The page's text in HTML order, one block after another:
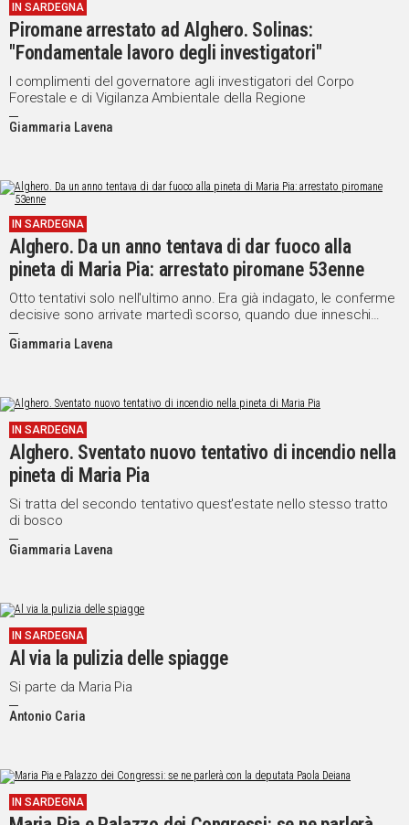
IN SARDEGNA
Piromane arrestato ad Alghero. Solinas:
"Fondamentale lavoro degli investigatori"
I complimenti del governatore agli investigatori del Corpo
Forestale e di Vigilanza Ambientale della Regione
Giammaria Lavena
IN SARDEGNA
Alghero. Da un anno tentava di dar fuoco alla
pineta di Maria Pia: arrestato piromane 53enne
Otto tentativi solo nell'ultimo anno. Era già indagato, le conferme
decisive sono arrivate martedì scorso, quando due inneschi
sono stati accesi nella pineta e l'uomo sarebbe risultato essere
là in quel momento
Giammaria Lavena
IN SARDEGNA
Alghero. Sventato nuovo tentativo di incendio nella
pineta di Maria Pia
Si tratta del secondo tentativo quest'estate nello stesso tratto
di bosco
Giammaria Lavena
IN SARDEGNA
Al via la pulizia delle spiagge
Si parte da Maria Pia
Antonio Caria
IN SARDEGNA